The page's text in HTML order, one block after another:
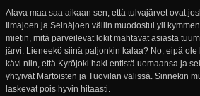
Alava maa saa aikaan sen, että tulvajärvet ovat
Ilmajoen ja Seinäjoen väliin muodostui yli
mietin, mitä parveilevat lokit mahtavat asiasta
järvi. Lieneekö siinä paljonkin kalaa? No, eipä
kävi niin, että Kyröjoki haki entistä uomaansa ja
yhtyivät Martoisten ja Tuovilan välissä. Sinnekin
laskevat pois hyvin hitaasti.